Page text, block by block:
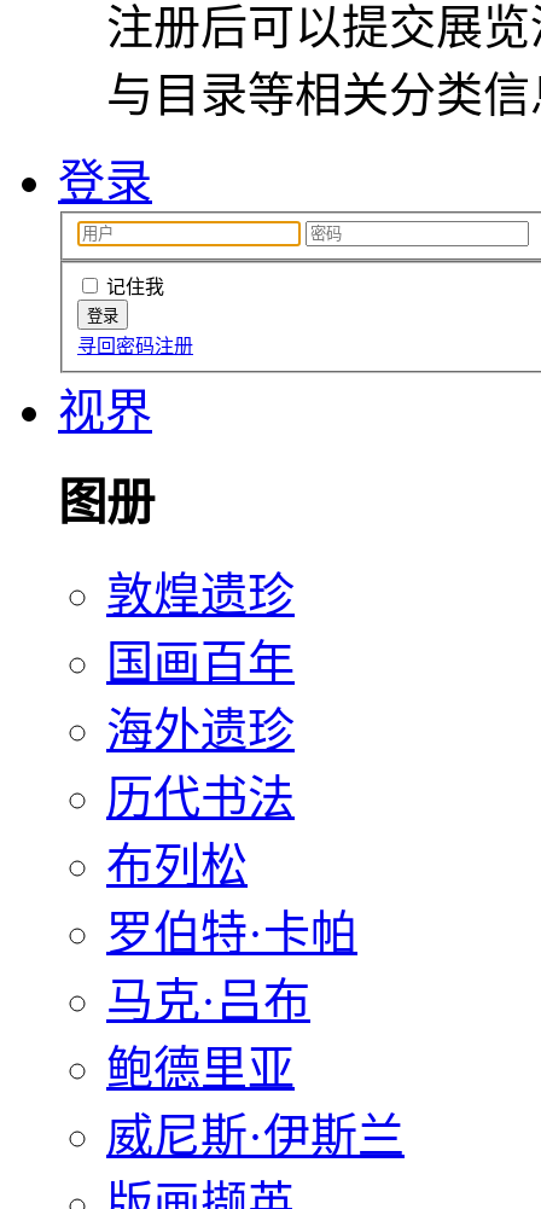
注册后可以提交展
与目录等相关分类
登录
记住我
寻回密码注册
视界
图册
敦煌遗珍
国画百年
海外遗珍
历代书法
布列松
罗伯特·卡帕
马克·吕布
鲍德里亚
威尼斯·伊斯兰